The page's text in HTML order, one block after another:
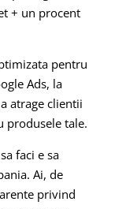
+ un procent
pentru
Ads, la
atrage clientii
produsele tale.
faci e sa
Ai, de
privind